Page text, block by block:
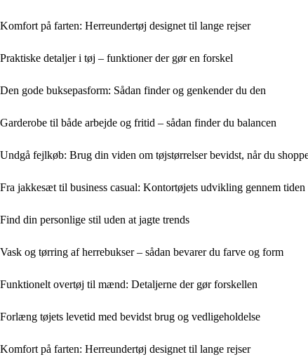
Komfort på farten: Herreundertøj designet til lange rejser
Praktiske detaljer i tøj – funktioner der gør en forskel
Den gode buksepasform: Sådan finder og genkender du den
Garderobe til både arbejde og fritid – sådan finder du balancen
Undgå fejlkøb: Brug din viden om tøjstørrelser bevidst, når du
Fra jakkesæt til business casual: Kontortøjets udvikling gennem tiden
Find din personlige stil uden at jagte trends
Vask og tørring af herrebukser – sådan bevarer du farve og form
Funktionelt overtøj til mænd: Detaljerne der gør forskellen
Forlæng tøjets levetid med bevidst brug og vedligeholdelse
Komfort på farten: Herreundertøj designet til lange rejser